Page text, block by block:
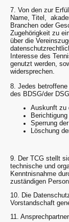
7. Von den zur
Name, Titel,
Branchen oder
Zugehörigkeit zu
über die
Interesse des
genutzt werden,
widersprechen.
8. Jedes
des BDSG/der
Auskunft zu
Sperrung
Löschung
9. Der TCG stellt
technische und
Kenntnisnahme
zuständigen
10. Die
Vorstandschaft
11.